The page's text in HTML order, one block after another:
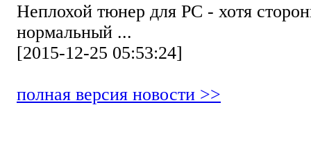
Неплохой тюнер для РС - хотя
нормальный ...
[2015-12-25 05:53:24]
полная версия новости >>